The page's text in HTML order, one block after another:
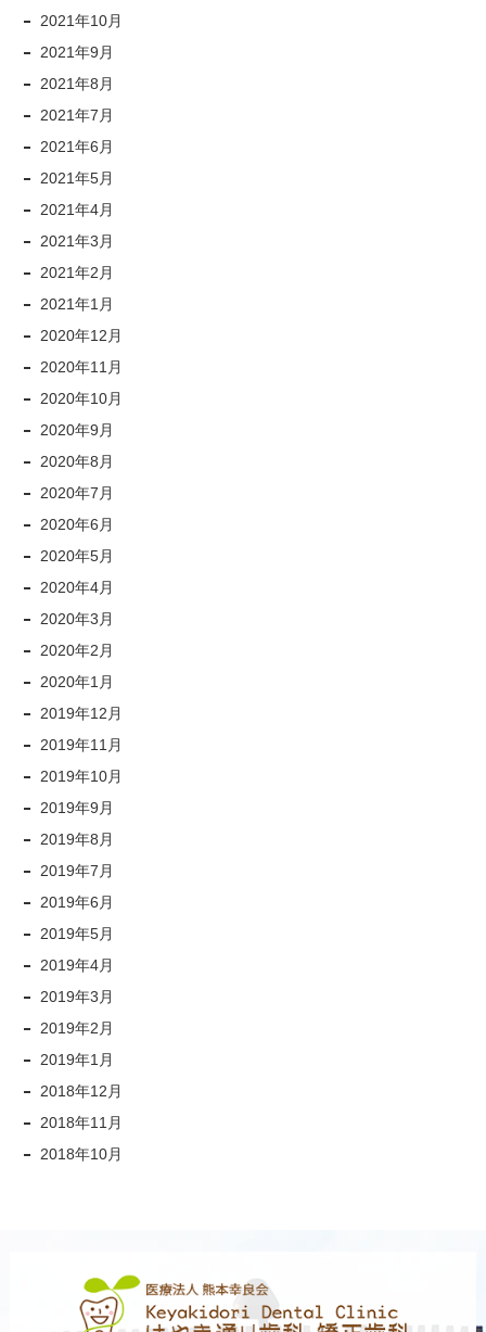
2021年10月
2021年9月
2021年8月
2021年7月
2021年6月
2021年5月
2021年4月
2021年3月
2021年2月
2021年1月
2020年12月
2020年11月
2020年10月
2020年9月
2020年8月
2020年7月
2020年6月
2020年5月
2020年4月
2020年3月
2020年2月
2020年1月
2019年12月
2019年11月
2019年10月
2019年9月
2019年8月
2019年7月
2019年6月
2019年5月
2019年4月
2019年3月
2019年2月
2019年1月
2018年12月
2018年11月
2018年10月